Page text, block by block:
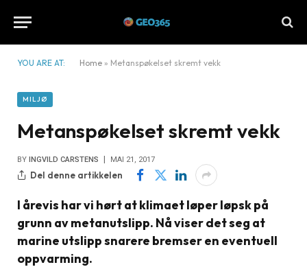
YOU ARE AT: Home » Metanspøkelset skremt vekk
MILJØ
Metanspøkelset skremt vekk
BY INGVILD CARSTENS MAI 21, 2017
Del denne artikkelen
I årevis har vi hørt at klimaet løper løpsk på
grunn av metanutslipp. Nå viser det seg at
marine utslipp snarere bremser en eventuell
oppvarming.